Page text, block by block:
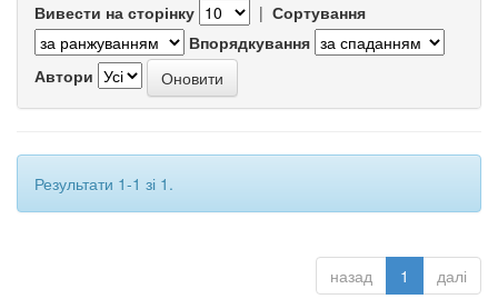
Вивести на сторінку | Сортування
Впорядкування
Автори
Результати 1-1 зі 1.
назад 1 далі